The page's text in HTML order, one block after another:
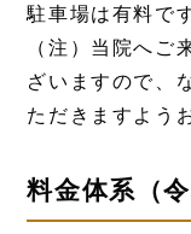
駐車場は有料で
（注）当院へご
ざいますので、
ただきますよう
料金体系（